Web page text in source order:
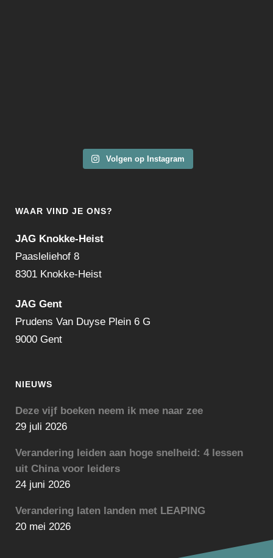
Volgen op Instagram
WAAR VIND JE ONS?
JAG Knokke-Heist
Paasleliehof 8
8301 Knokke-Heist
JAG Gent
Prudens Van Duyse Plein 6 G
9000 Gent
NIEUWS
Deze vijf boeken neem ik mee naar zee
29 juli 2026
Verandering leiden aan hoge snelheid: 4 lessen
uit China voor leiders
24 juni 2026
Verandering laten landen met LEAPING
20 mei 2026